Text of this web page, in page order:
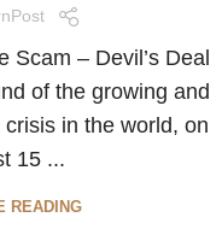
Scam – Devil’s Deal
of the growing and
in the world, on
15 ...
READING